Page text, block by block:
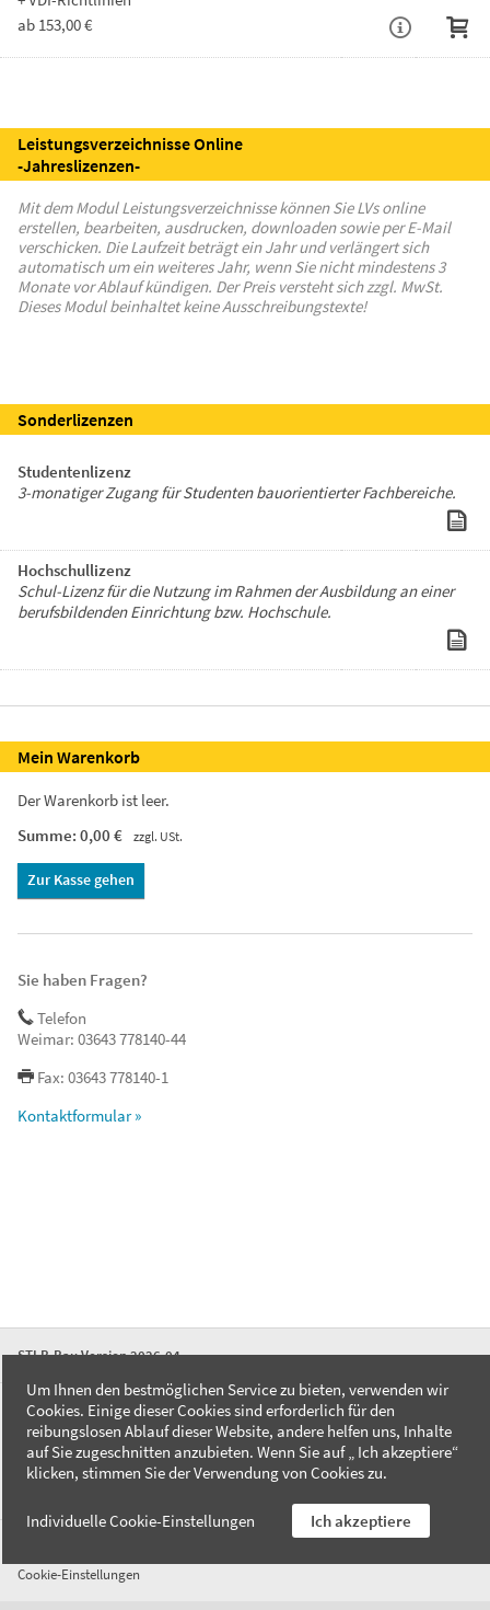
ab 153,00 €
Leistungsverzeichnisse Online
-Jahreslizenzen-
Mit dem Modul Leistungsverzeichnisse können Sie LVs online
erstellen, bearbeiten, ausdrucken, downloaden sowie per E-Mail
verschicken. Die Laufzeit beträgt ein Jahr und verlängert sich
automatisch um ein weiteres Jahr, wenn Sie nicht mindestens 3
Monate vor Ablauf kündigen. Der Preis versteht sich zzgl. MwSt.
Dieses Modul beinhaltet keine Ausschreibungstexte!
Sonderlizenzen
Studentenlizenz
3-monatiger Zugang für Studenten bauorientierter Fachbereiche.
Hochschullizenz
Schul-Lizenz für die Nutzung im Rahmen der Ausbildung an einer
berufsbildenden Einrichtung bzw. Hochschule.
Mein Warenkorb
Der Warenkorb ist leer.
Summe: 0,00 €
zzgl. USt.
Zur Kasse gehen
Sie haben Fragen?
Telefon
Weimar: 03643 778140-44
Fax: 03643 778140-1
Kontaktformular »
STLB-Bau Version 2026-04
FAQ
Kontakt
Datenschutzerklärung
Cookie-Einstellungen
Um Ihnen den bestmöglichen Service zu bieten, verwenden wir
Cookies. Einige dieser Cookies sind erforderlich für den
reibungslosen Ablauf dieser Website, andere helfen uns, Inhalte
auf Sie zugeschnitten anzubieten. Wenn Sie auf „ Ich akzeptiere“
klicken, stimmen Sie der Verwendung von Cookies zu.
Individuelle Cookie-Einstellungen Ich akzeptiere